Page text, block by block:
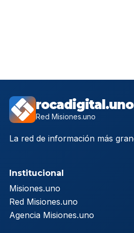
rocadigital.uno
Red Misiones.uno
La red de información más
Institucional
Misiones.uno
Red Misiones.uno
Agencia Misiones.uno